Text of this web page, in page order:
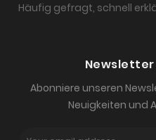
Häufig gefragt, schnell
Abonniere unseren
Neuigkeiten und